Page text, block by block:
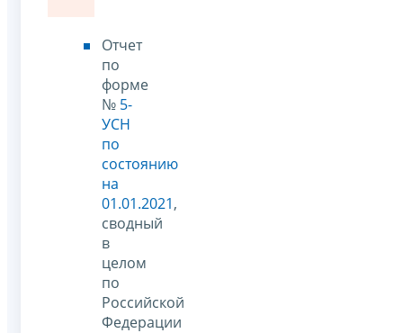
Отчет
по
форме
№ 5-
УСН
по
состоянию
на
01.01.2021,
сводный
в
целом
по
Российской
Федерации